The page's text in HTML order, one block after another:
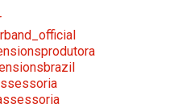
official